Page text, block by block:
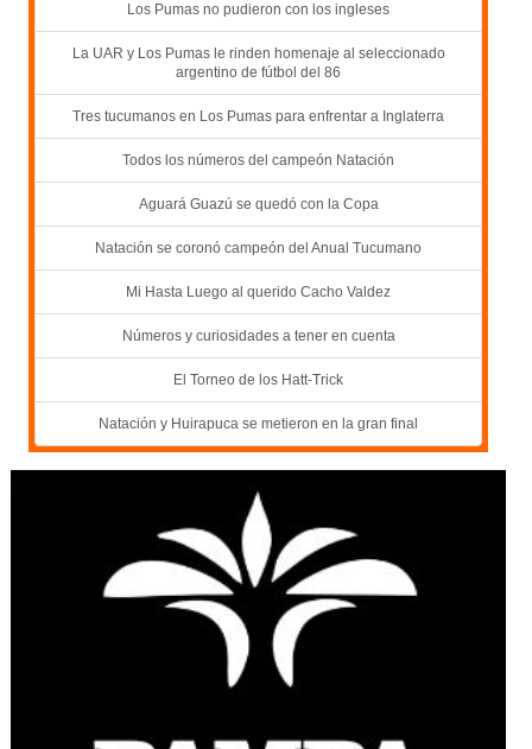
Los Pumas no pudieron con los ingleses
La UAR y Los Pumas le rinden homenaje al seleccionado
argentino de fútbol del 86
Tres tucumanos en Los Pumas para enfrentar a Inglaterra
Todos los números del campeón Natación
Aguará Guazú se quedó con la Copa
Natación se coronó campeón del Anual Tucumano
Mi Hasta Luego al querido Cacho Valdez
Números y curiosidades a tener en cuenta
El Torneo de los Hatt-Trick
Natación y Huirapuca se metieron en la gran final